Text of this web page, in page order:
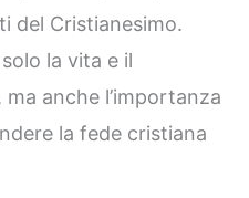
del Cristianesimo.
la vita e il
anche l’importanza
la fede cristiana